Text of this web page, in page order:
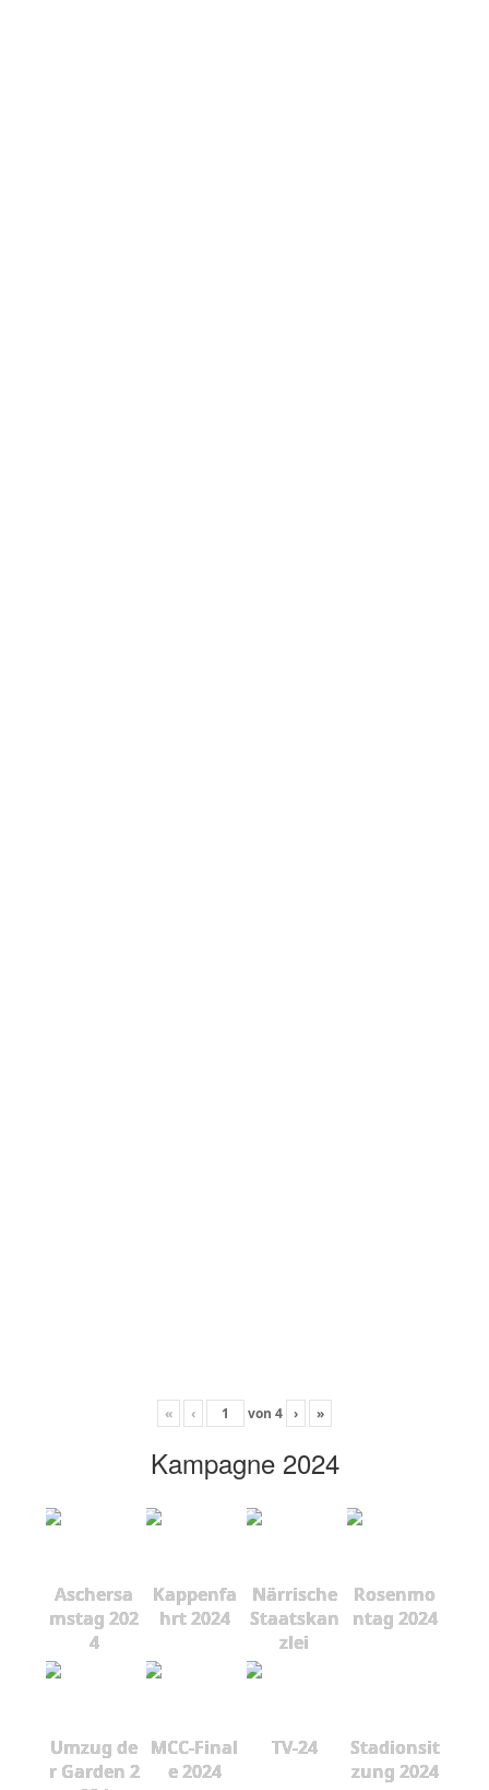
« ‹ von 4 › »
Kampagne 2024
Aschersa
mstag 202
4
Kappenfa
hrt 2024
Närrische
Staatskan
zlei
Rosenmo
ntag 2024
Umzug de
r Garden 2
MCC-Final
e 2024
TV-24
Stadionsit
zung 2024